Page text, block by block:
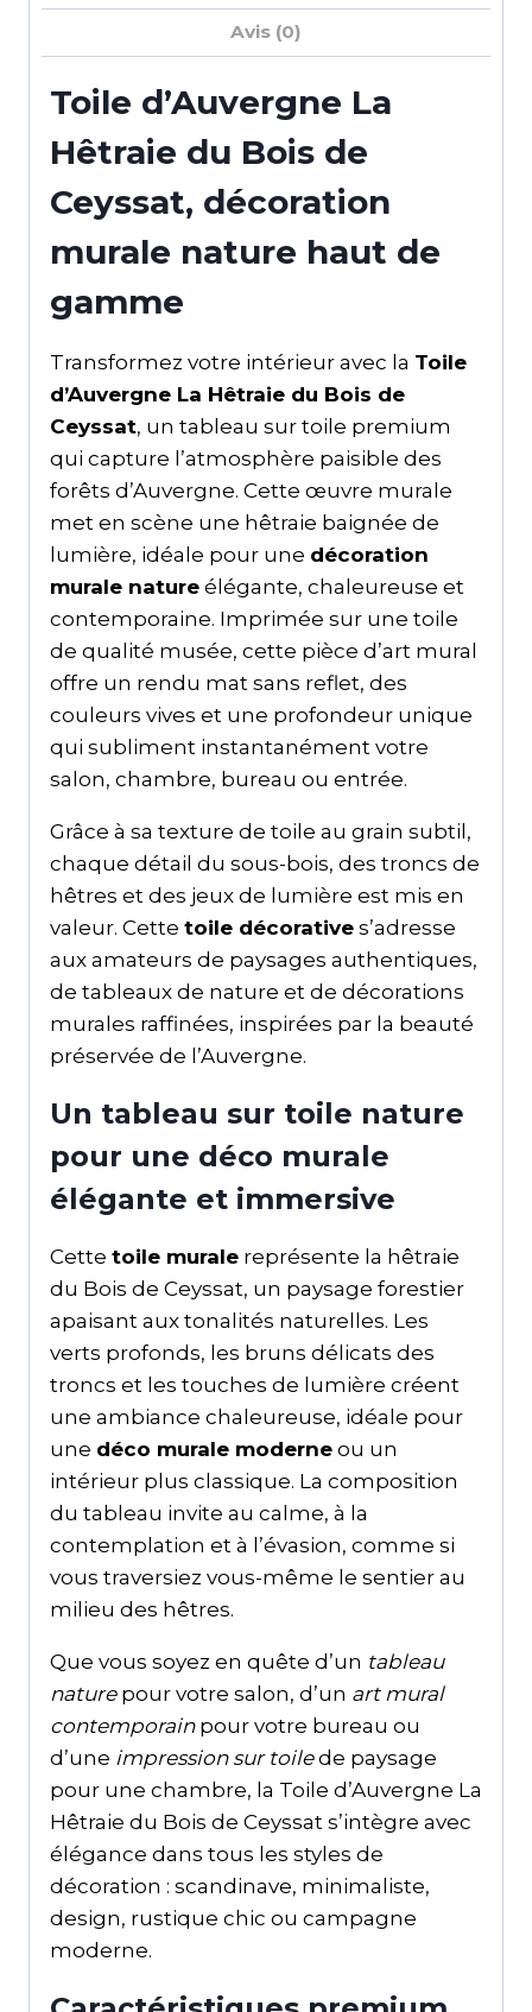
Avis (0)
Toile d’Auvergne La
Hêtraie du Bois de
Ceyssat, décoration
murale nature haut de
gamme
Transformez votre intérieur avec la Toile
d’Auvergne La Hêtraie du Bois de
Ceyssat, un tableau sur toile premium
qui capture l’atmosphère paisible des
forêts d’Auvergne. Cette œuvre murale
met en scène une hêtraie baignée de
lumière, idéale pour une décoration
murale nature élégante, chaleureuse et
contemporaine. Imprimée sur une toile
de qualité musée, cette pièce d’art mural
offre un rendu mat sans reflet, des
couleurs vives et une profondeur unique
qui subliment instantanément votre
salon, chambre, bureau ou entrée.
Grâce à sa texture de toile au grain subtil,
chaque détail du sous-bois, des troncs de
hêtres et des jeux de lumière est mis en
valeur. Cette toile décorative s’adresse
aux amateurs de paysages authentiques,
de tableaux de nature et de décorations
murales raffinées, inspirées par la beauté
préservée de l’Auvergne.
Un tableau sur toile nature
pour une déco murale
élégante et immersive
Cette toile murale représente la hêtraie
du Bois de Ceyssat, un paysage forestier
apaisant aux tonalités naturelles. Les
verts profonds, les bruns délicats des
troncs et les touches de lumière créent
une ambiance chaleureuse, idéale pour
une déco murale moderne ou un
intérieur plus classique. La composition
du tableau invite au calme, à la
contemplation et à l’évasion, comme si
vous traversiez vous-même le sentier au
milieu des hêtres.
Que vous soyez en quête d’un tableau
naturepour votre salon, d’un art mural
contemporainpour votre bureau ou
d’une impression sur toilede paysage
pour une chambre, la Toile d’Auvergne La
Hêtraie du Bois de Ceyssat s’intègre avec
élégance dans tous les styles de
décoration : scandinave, minimaliste,
design, rustique chic ou campagne
moderne.